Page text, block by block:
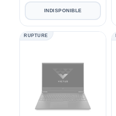
INDISPONIBLE
RUPTURE